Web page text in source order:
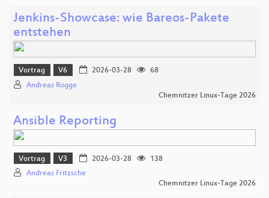
Jenkins-Showcase: wie Bareos-Pakete
entstehen
Vortrag V6 2026-03-28
68
Andreas Rogge
Chemnitzer Linux-Tage 2026
Ansible Reporting
Vortrag V3 2026-03-28
138
Andreas Fritzsche
Chemnitzer Linux-Tage 2026